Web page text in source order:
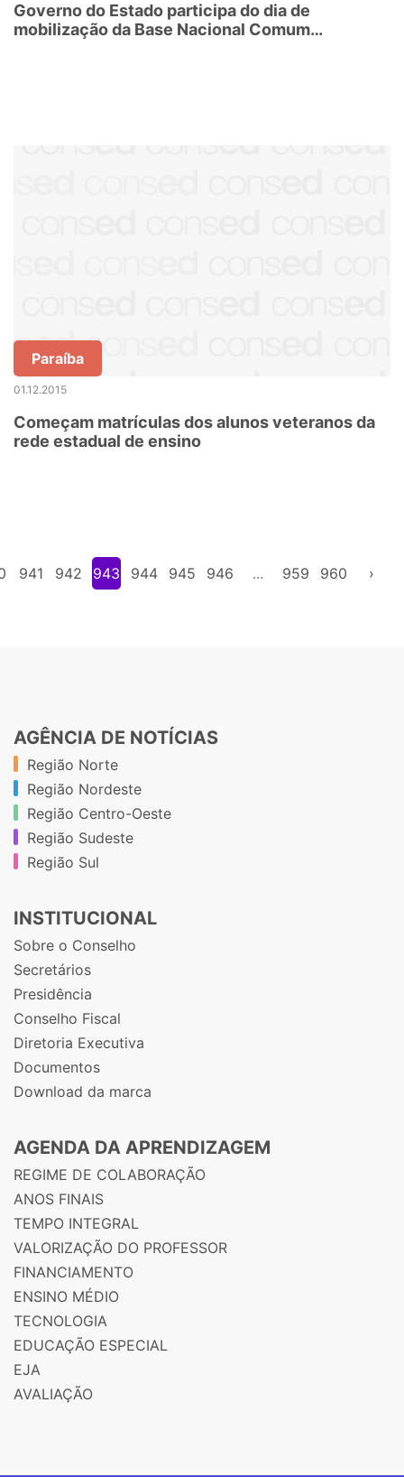
Governo do Estado participa do dia de
mobilização da Base Nacional Comum
Paraíba
01.12.2015
Começam matrículas dos alunos veteranos da
rede estadual de ensino
941 942 943 944 945 946 ... 959 960 ›
AGÊNCIA DE NOTÍCIAS
Região Norte
Região Nordeste
Região Centro-Oeste
Região Sudeste
Região Sul
INSTITUCIONAL
Sobre o Conselho
Secretários
Presidência
Conselho Fiscal
Diretoria Executiva
Documentos
Download da marca
AGENDA DA APRENDIZAGEM
REGIME DE COLABORAÇÃO
ANOS FINAIS
TEMPO INTEGRAL
VALORIZAÇÃO DO PROFESSOR
FINANCIAMENTO
ENSINO MÉDIO
TECNOLOGIA
EDUCAÇÃO ESPECIAL
EJA
AVALIAÇÃO